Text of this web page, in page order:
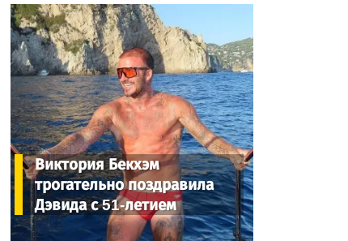
Виктория Бекхэм
трогательно поздравила
Дэвида с 51-летием